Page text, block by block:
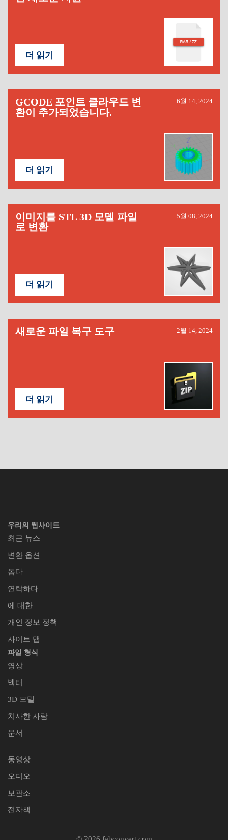
더 읽기
GCODE 포인트 클라우드 변
환이 추가되었습니다.
6월 14, 2024
더 읽기
이미지를 STL 3D 모델 파일
로 변환
5월 08, 2024
더 읽기
새로운 파일 복구 도구 2월 14, 2024
더 읽기
우리의 웹사이트
최근 뉴스
변환 옵션
돕다
연락하다
에 대한
개인 정보 정책
사이트 맵
파일 형식
영상
벡터
3D 모델
치사한 사람
문서
동영상
오디오
보관소
전자책